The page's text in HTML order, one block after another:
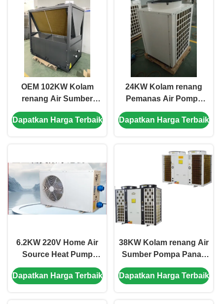
OEM 102KW Kolam
renang Air Sumber
Pump Panas Untuk
skala besar tempat
Dapatkan Harga Terbaik
24KW Kolam renang
Pemanas Air Pompa
Panas R32 Daya tinggi /
Efisiensi
Dapatkan Harga Terbaik
6.2KW 220V Home Air
Source Heat Pump
Untuk Kolam Renang
Indoor
Dapatkan Harga Terbaik
38KW Kolam renang Air
Sumber Pompa Panas
3N/220V/60HZ Low
Noise Operasi
Dapatkan Harga Terbaik